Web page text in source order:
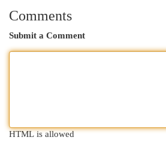
Comments
Submit a Comment
HTML is allowed